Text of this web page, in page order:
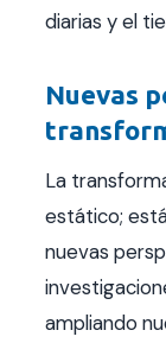
diarias y el
Nuevas
La
estático;
nuevas
ampliando